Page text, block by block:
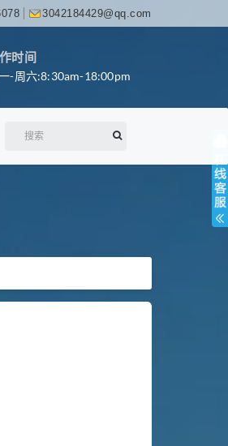
3042184429@qq.com
时间
-周六:8:30am-18:00pm